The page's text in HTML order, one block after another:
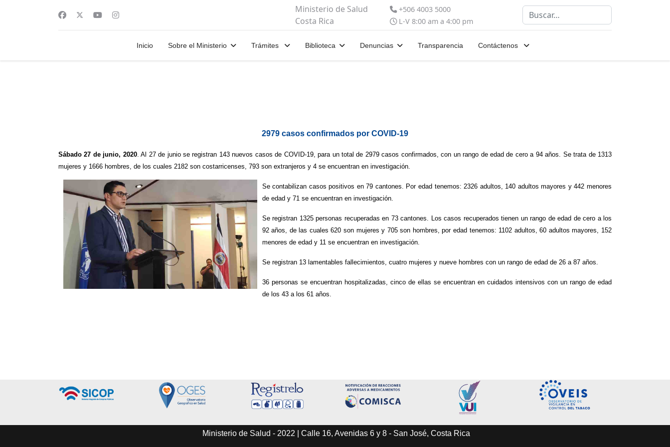
Ministerio de Salud
Costa Rica
+506 4003 5000
L-V 8:00 am a 4:00 pm
Buscar
Inicio Sobre el Ministerio Trámites Biblioteca Denuncias Transparencia Contáctenos
2979 casos confirmados por COVID-19
Sábado 27 de junio, 2020. Al 27 de junio se registran 143 nuevos casos de COVID-19, para un total de 2979 casos confirmados, con un rango de edad de cero a 94 años. Se trata de 1313
mujeres y 1666 hombres, de los cuales 2182 son costarricenses, 793 son extranjeros y 4 se encuentran en investigación.
Se contabilizan casos positivos en 79 cantones. Por edad tenemos: 2326 adultos, 140 adultos mayores y 442 menores
de edad y 71 se encuentran en investigación.
Se registran 1325 personas recuperadas en 73 cantones. Los casos recuperados tienen un rango de edad de cero a los
92 años, de las cuales 620 son mujeres y 705 son hombres, por edad tenemos: 1102 adultos, 60 adultos mayores, 152
menores de edad y 11 se encuentran en investigación.
Se registran 13 lamentables fallecimientos, cuatro mujeres y nueve hombres con un rango de edad de 26 a 87 años.
36 personas se encuentran hospitalizadas, cinco de ellas se encuentran en cuidados intensivos con un rango de edad
de los 43 a los 61 años.
Ministerio de Salud - 2022 | Calle 16, Avenidas 6 y 8 - San José, Costa Rica